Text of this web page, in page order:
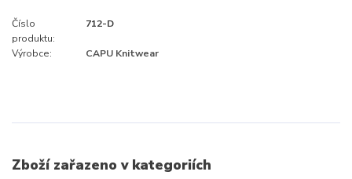
Číslo
produktu:
712-D
Výrobce: CAPU Knitwear
Zboží zařazeno v kategoriích